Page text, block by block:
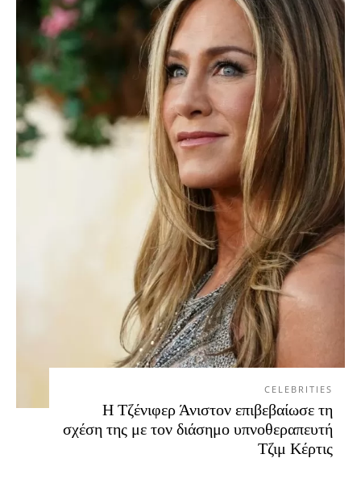
CELEBRITIES
Η Τζένιφερ Άνιστον επιβεβαίωσε τη
σχέση της με τον διάσημο υπνοθεραπευτή
Τζιμ Κέρτις